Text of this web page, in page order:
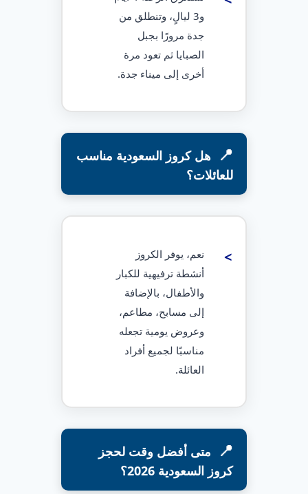
و3 ليالٍ، وتنطلق من
جدة مرورًا بجبل
الصبايا ثم تعود مرة
أخرى إلى ميناء جدة.
هل كروز السعودية مناسب
للعائلات؟
نعم، يوفر الكروز
أنشطة ترفيهية للكبار
والأطفال، بالإضافة
إلى مسابح، مطاعم،
وعروض يومية تجعله
مناسبًا لجميع أفراد
العائلة.
متى أفضل وقت لحجز
كروز السعودية 2026؟